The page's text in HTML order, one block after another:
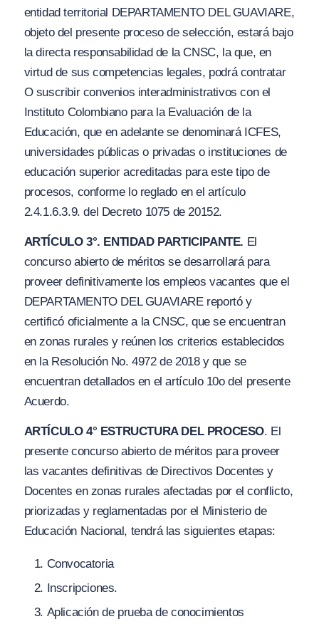
entidad territorial DEPARTAMENTO DEL GUAVIARE,
objeto del presente proceso de selección, estará bajo
la directa responsabilidad de la CNSC, la que, en
virtud de sus competencias legales, podrá contratar
O suscribir convenios interadministrativos con el
Instituto Colombiano para la Evaluación de la
Educación, que en adelante se denominará ICFES,
universidades públicas o privadas o instituciones de
educación superior acreditadas para este tipo de
procesos, conforme lo reglado en el artículo
2.4.1.6.3.9. del Decreto 1075 de 20152.
ARTÍCULO 3°. ENTIDAD PARTICIPANTE. El
concurso abierto de méritos se desarrollará para
proveer definitivamente los empleos vacantes que el
DEPARTAMENTO DEL GUAVIARE reportó y
certificó oficialmente a la CNSC, que se encuentran
en zonas rurales y reúnen los criterios establecidos
en la Resolución No. 4972 de 2018 y que se
encuentran detallados en el artículo 10o del presente
Acuerdo.
ARTÍCULO 4° ESTRUCTURA DEL PROCESO. El
presente concurso abierto de méritos para proveer
las vacantes definitivas de Directivos Docentes y
Docentes en zonas rurales afectadas por el conflicto,
priorizadas y reglamentadas por el Ministerio de
Educación Nacional, tendrá las siguientes etapas:
Convocatoria
Inscripciones.
Aplicación de prueba de conocimientos